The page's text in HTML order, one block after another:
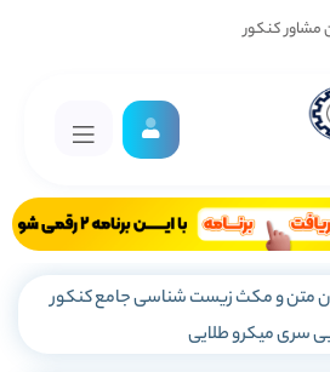
مشاور کنکور
متن و مکث زیست شناسی جامع کنکور
سری میکرو طلایی